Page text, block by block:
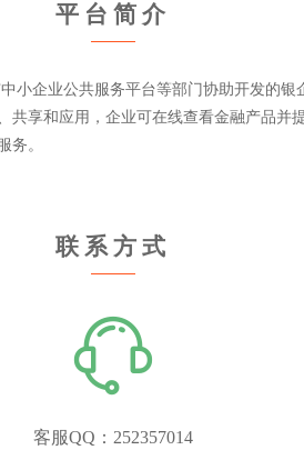
平台简介
小企业公共服务平台等部门协助开发的
享和应用，企业可在线查看金融产品并
务。
联系方式
客服QQ：252357014